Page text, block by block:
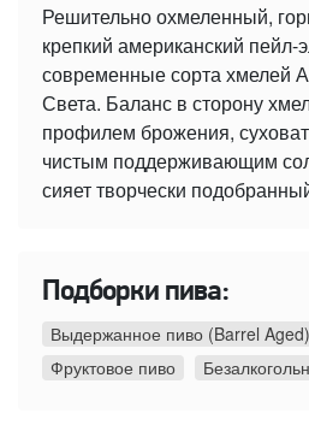
Решительно охмеленный,
крепкий американский
современные сорта хмелей
Света. Баланс в сторону
профилем брожения,
чистым поддерживающим
сияет творчески
Подборки пива:
Выдержанное пиво (Barrel Aged)
Фруктовое пиво